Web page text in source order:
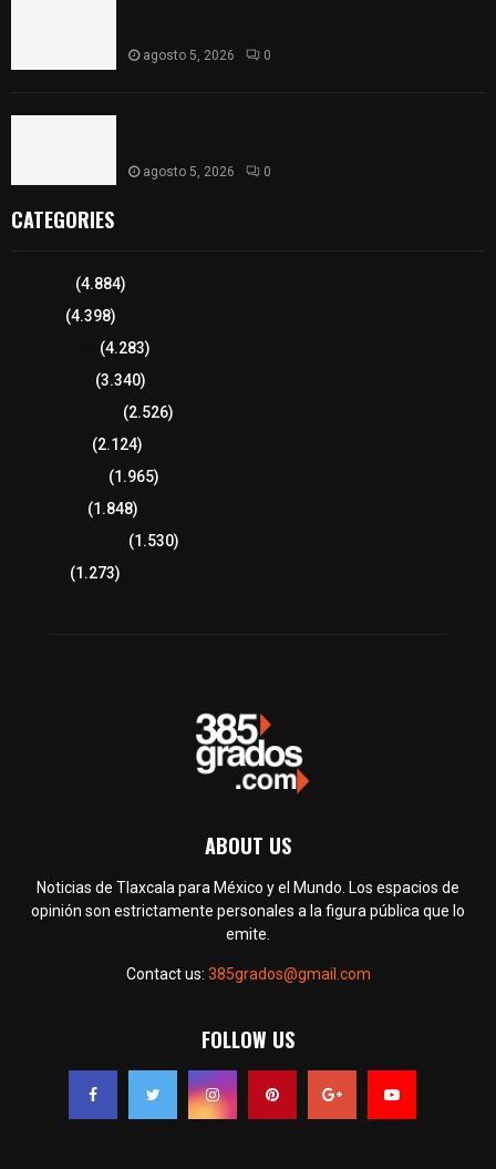
agosto 5, 2026 0
agosto 5, 2026 0
CATEGORIES
(4.884)
(4.398)
(4.283)
(3.340)
(2.526)
(2.124)
(1.965)
(1.848)
(1.530)
(1.273)
ABOUT US
Noticias de Tlaxcala para México y el Mundo. Los espacios de
opinión son estrictamente personales a la figura pública que lo
emite.
Contact us: 385grados@gmail.com
FOLLOW US